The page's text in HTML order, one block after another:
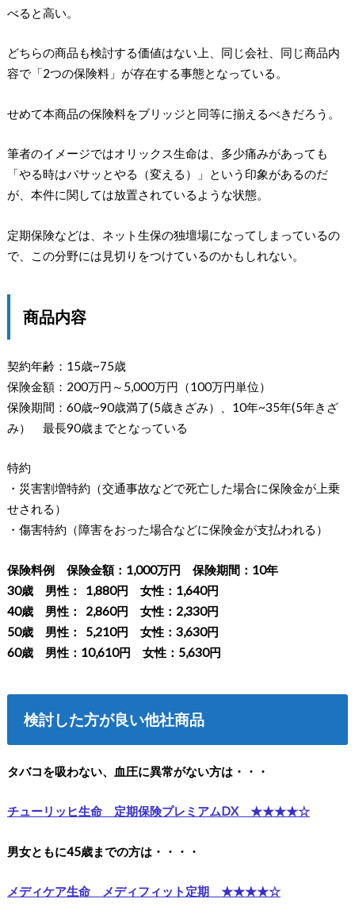
べると高い。
どちらの商品も検討する価値はない上、同じ会社、同じ商品内
容で「2つの保険料」が存在する事態となっている。
せめて本商品の保険料をブリッジと同等に揃えるべきだろう。
筆者のイメージではオリックス生命は、多少痛みがあっても
「やる時はバサッとやる（変える）」という印象があるのだ
が、本件に関しては放置されているような状態。
定期保険などは、ネット生保の独壇場になってしまっているの
で、この分野には見切りをつけているのかもしれない。
商品内容
契約年齢：15歳~75歳
保険金額：200万円～5,000万円（100万円単位）
保険期間：60歳~90歳満了(5歳きざみ）、10年~35年(5年きざ
み） 最長90歳までとなっている
特約
・災害割増特約（交通事故などで死亡した場合に保険金が上乗
せされる）
・傷害特約（障害をおった場合などに保険金が支払われる）
保険料例 保険金額：1,000万円 保険期間：10年
30歳 男性： 1,880円 女性：1,640円
40歳 男性： 2,860円 女性：2,330円
50歳 男性： 5,210円 女性：3,630円
60歳 男性：10,610円 女性：5,630円
検討した方が良い他社商品
タバコを吸わない、血圧に異常がない方は・・・
チューリッヒ生命 定期保険プレミアムDX ★★★★☆
男女ともに45歳までの方は・・・・
メディケア生命 メディフィット定期 ★★★★☆